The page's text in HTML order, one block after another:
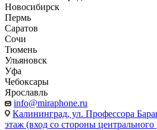
Новосибирск
Пермь
Саратов
Сочи
Тюмень
Ульяновск
Уфа
Чебоксары
Ярославль
info@miraphone.ru
Калининград, ул. Профессора
этаж (вход со стороны